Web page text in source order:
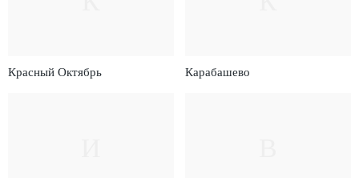
Красный Октябрь Карабашево